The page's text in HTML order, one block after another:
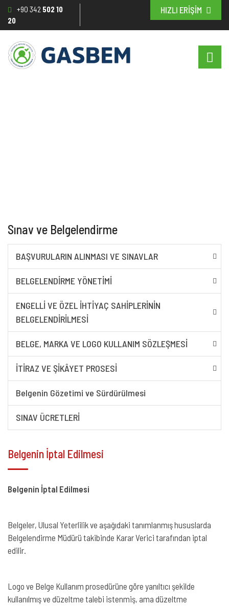
+90 342 502 10
20
HIZLI ERİŞİM
Sınav ve Belgelendirme
BAŞVURULARIN ALINMASI VE SINAVLAR
BELGELENDIRME YÖNETIMI
ENGELLI VE ÖZEL İHTIYAÇ SAHIPLERININ
BELGELENDIRILMESI
BELGE, MARKA VE LOGO KULLANIM SÖZLEŞMESI
İTIRAZ VE ŞIKÂYET PROSESI
Belgenin Gözetimi ve Sürdürülmesi
SINAV ÜCRETLERİ
Belgenin İptal Edilmesi
Belgenin İptal Edilmesi
Belgeler, Ulusal Yeterlilik ve aşağıdaki tanımlanmış hususlarda
Belgelendirme Müdürü takibinde Karar Verici tarafından iptal
edilir.
Logo ve Belge Kullanım prosedürüne göre yanıltıcı şekilde
kullanılmış ve düzeltme talebi istenmiş, ama düzeltme